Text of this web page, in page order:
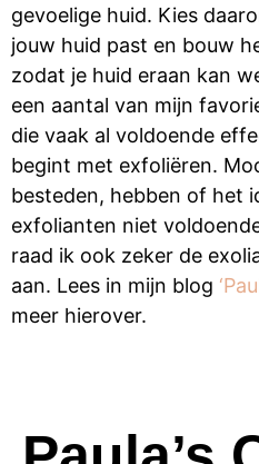
gevoelige huid. Kies
jouw huid past en bouw
zodat je huid eraan kan
een aantal van mijn
die vaak al voldoende
begint met exfoliëren.
besteden, hebben of het
exfolianten niet
raad ik ook zeker de
aan. Lees in mijn blog
meer hierover.